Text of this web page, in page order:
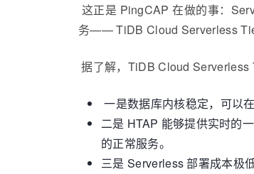
这正是 PingCAP 在做的事：
务——TiDB Cloud Serverless
据了解，TiDB Cloud Serverless
一是数据库内核稳定，可以
二是 HTAP 能够提供实时的
的正常服务。
三是 Serverless 部署成本极